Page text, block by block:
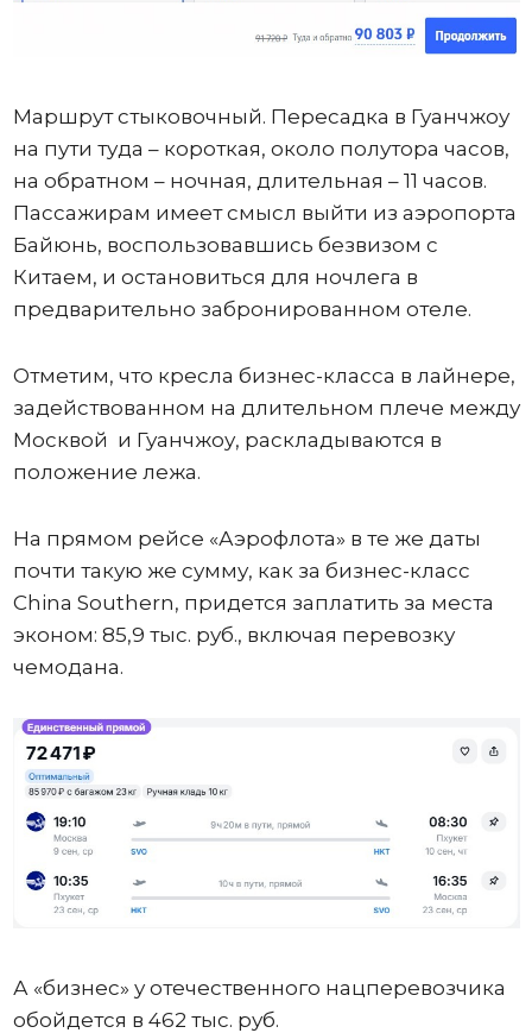
Маршрут стыковочный. Пересадка в Гуанчжоу
на пути туда – короткая, около полутора часов,
на обратном – ночная, длительная – 11 часов.
Пассажирам имеет смысл выйти из аэропорта
Байюнь, воспользовавшись безвизом с
Китаем, и остановиться для ночлега в
предварительно забронированном отеле.
Отметим, что кресла бизнес-класса в лайнере,
задействованном на длительном плече между
Москвой и Гуанчжоу, раскладываются в
положение лежа.
На прямом рейсе «Аэрофлота» в те же даты
почти такую же сумму, как за бизнес-класс
China Southern, придется заплатить за места
эконом: 85,9 тыс. руб., включая перевозку
чемодана.
А «бизнес» у отечественного нацперевозчика
обойдется в 462 тыс. руб.